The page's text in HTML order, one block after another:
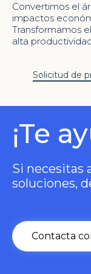
Convertimos el
impactos
Transformamos
alta
Solicitud de
¡Te
Si necesitas
soluciones,
Contacta